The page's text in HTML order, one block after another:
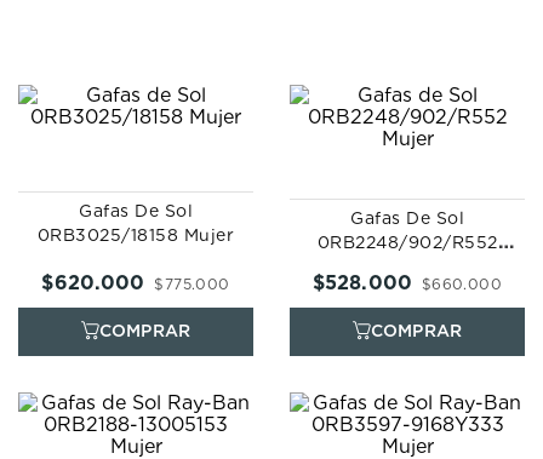
Gafas De Sol
0RB3025/18158 Mujer
$775.000
$620.000
Gafas De Sol
0RB2248/902/R552
$660.000
$528.000
5.
longines
mido
hamilton
10. casio